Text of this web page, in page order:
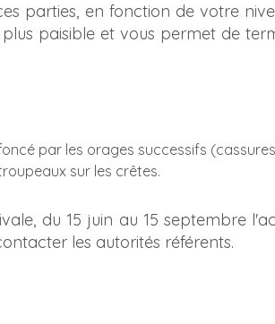
parties, en fonction de votre
paisible et vous permet de
par les orages successifs
sur les crêtes.
du 15 juin au 15 septembre
les autorités référents.